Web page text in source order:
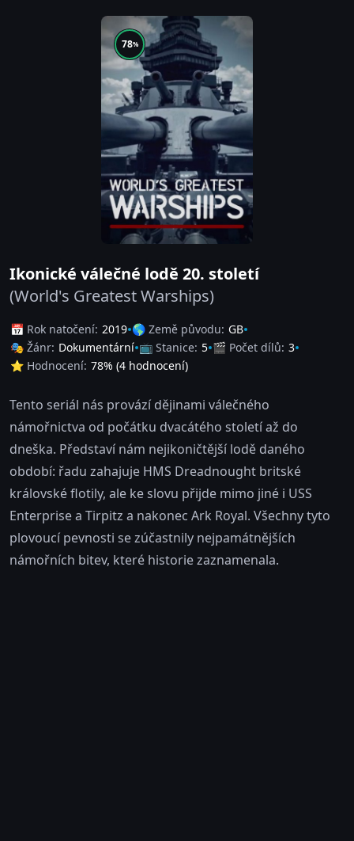
78%
Ikonické válečné lodě 20. století
(World's Greatest Warships)
📅 Rok natočení: 2019 🌎 Země původu: GB
🎭 Žánr: Dokumentární 📺 Stanice: 5 🎬 Počet dílů: 3
⭐ Hodnocení: 78% (4 hodnocení)
Tento seriál nás provází dějinami válečného
námořnictva od počátku dvacátého století až do
dneška. Představí nám nejikoničtější lodě daného
období: řadu zahajuje HMS Dreadnought britské
královské flotily, ale ke slovu přijde mimo jiné i USS
Enterprise a Tirpitz a nakonec Ark Royal. Všechny tyto
plovoucí pevnosti se zúčastnily nejpamátnějších
námořních bitev, které historie zaznamenala.